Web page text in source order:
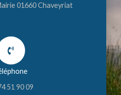
01660 Chaveyriat
51 90 09